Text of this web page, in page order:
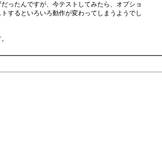
ったんですが、今テストしてみたら、オプショ
するといろいろ動作が変わってしまうようでし